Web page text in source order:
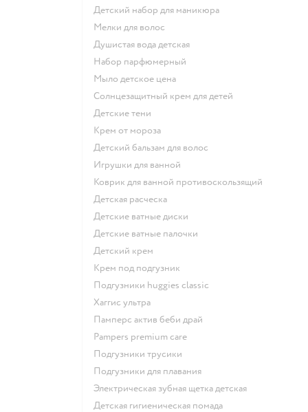
детский набор для маникюра
мелки для волос
душистая вода детская
набор парфюмерный
мыло детское цена
солнцезащитный крем для детей
детские тени
крем от мороза
детский бальзам для волос
игрушки для ванной
коврик для ванной противоскользящий
детская расческа
детские ватные диски
детские ватные палочки
детский крем
крем под подгузник
подгузники huggies classic
хаггис ультра
памперс актив беби драй
pampers premium care
подгузники трусики
подгузники для плавания
электрическая зубная щетка детская
детская гигиеническая помада